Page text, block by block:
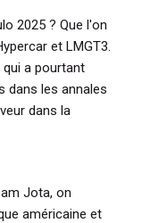
2025 ? Que l'on
et LMGT3.
a pourtant
dans les annales
dans la
Jota, on
américaine et